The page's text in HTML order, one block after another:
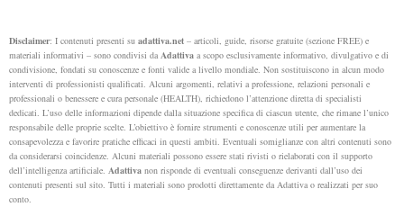
Disclaimer: I contenuti presenti su adattiva.net – articoli, guide, risorse gratuite (sezione FREE) e
materiali informativi – sono condivisi da Adattiva a scopo esclusivamente informativo, divulgativo e di
condivisione, fondati su conoscenze e fonti valide a livello mondiale. Non sostituiscono in alcun modo
interventi di professionisti qualificati. Alcuni argomenti, relativi a professione, relazioni personali e
professionali o benessere e cura personale (HEALTH), richiedono l’attenzione diretta di specialisti
dedicati. L’uso delle informazioni dipende dalla situazione specifica di ciascun utente, che rimane l’unico
responsabile delle proprie scelte. L’obiettivo è fornire strumenti e conoscenze utili per aumentare la
consapevolezza e favorire pratiche efficaci in questi ambiti. Eventuali somiglianze con altri contenuti sono
da considerarsi coincidenze. Alcuni materiali possono essere stati rivisti o rielaborati con il supporto
dell’intelligenza artificiale. Adattiva non risponde di eventuali conseguenze derivanti dall’uso dei
contenuti presenti sul sito. Tutti i materiali sono prodotti direttamente da Adattiva o realizzati per suo
conto.